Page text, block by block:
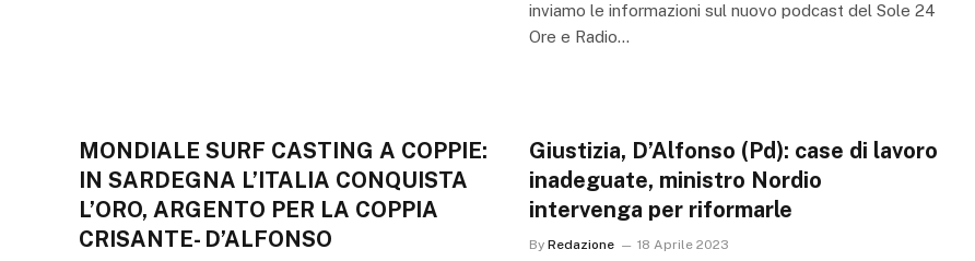
inviamo le informazioni sul nuovo podcast del Sole 24
Ore e Radio…
MONDIALE SURF CASTING A COPPIE:
IN SARDEGNA L’ITALIA CONQUISTA
L’ORO, ARGENTO PER LA COPPIA
CRISANTE- D’ALFONSO
Giustizia, D’Alfonso (Pd): case di lavoro
inadeguate, ministro Nordio
intervenga per riformarle
By Redazione 18 Aprile 2023